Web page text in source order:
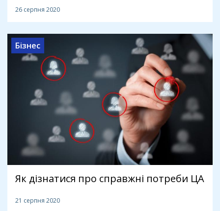
26 серпня 2020
Бізнес
Як дізнатися про справжні потреби ЦА
21 серпня 2020